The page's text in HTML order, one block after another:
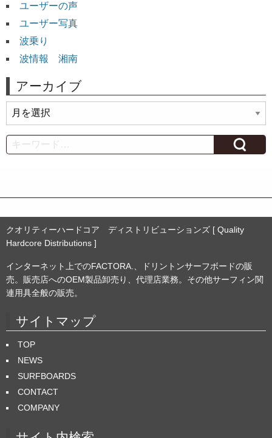
ユーザーの声
ユーザー写真
波乗り
波情報 湘南
アーカイブ
ー
カ
イ
Search
クオリティーハードコア ディストリビューションズ [ Quality
Hardcore Distributions ]
インターネット上でのFACTORA.、ドリントンサーフボードの販
売。販売店へのOEM製品卸売り、代理店業務。その他サーフィン関
連用具全般の販売。
サイトマップ
TOP
NEWS
SURFBOARDS
CONTACT
COMPANY